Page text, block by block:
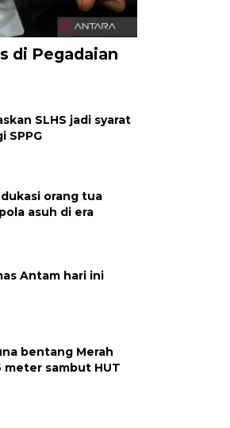
di Pegadaian
SLHS jadi syarat
SPPG
orang tua
asuh di era
Antam hari ini
bentang Merah
meter sambut HUT